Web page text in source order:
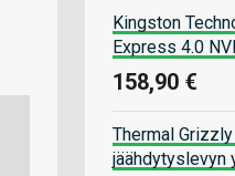
Kingston
Express 4.0
158,90 €
Thermal
jäähdytyslevyn